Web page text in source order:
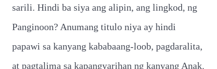
sarili. Hindi ba siya ang alipin, ang lingkod, ng
Panginoon? Anumang titulo niya ay hindi
papawi sa kanyang kababaang-loob, pagdaralita,
at pagtalima sa kapangyarihan ng kanyang Anak.